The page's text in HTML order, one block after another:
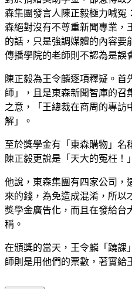
森集團發言人陳正毅極力喊冤
森絕對沒有不尊重新聞專業，
的話，只是強調媒體的內容要
傳播學院的老師則不認為是誤
陳正毅為王令麟逐項釋疑。首
師」，且是東森新聞智庫的召
之意，「王總裁在商周的專訪
解」。
至於獎學金有「東森購物」名
陳正毅更說是「天大的冤枉！」
他說，東森集團有四家公司，
來的錢，為免造成混淆，所以
獎學金廣告化，而且在發給台
稱。
在頒獎的當天，王令麟「蹺課
師則是用他們的票數，著實給